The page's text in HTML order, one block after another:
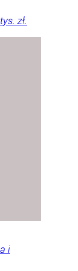
zł.
i